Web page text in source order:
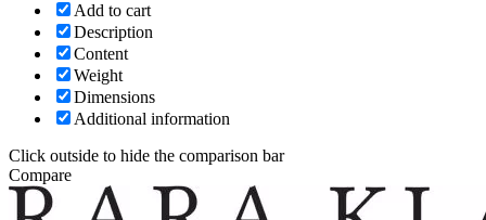
Add to cart
Description
Content
Weight
Dimensions
Additional information
Click outside to hide the comparison bar
Compare